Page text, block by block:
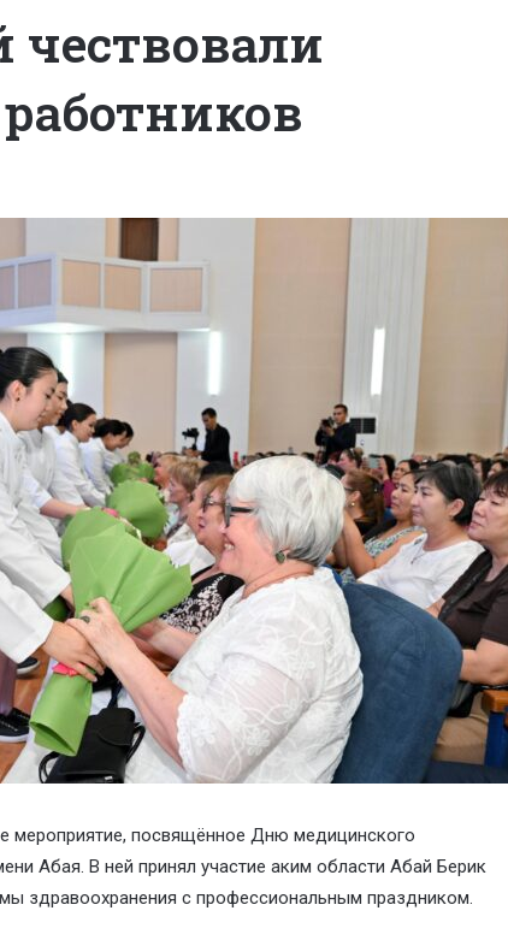
чествовали
мероприятие, посвящённое Дню медицинского
Абая. В ней принял участие аким области Абай Берик
здравоохранения с профессиональным праздником.